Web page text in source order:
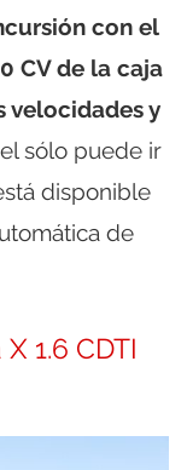
con el
CV de la caja
velocidades y
sólo puede ir
disponible
de
1.6 CDTI